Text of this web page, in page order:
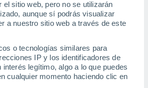
sitio web, pero no se utilizarán
aunque sí podrás visualizar
a nuestro sitio web a través de este
o tecnologías similares para
IP y los identificadores de
legítimo, algo a lo que puedes
cualquier momento haciendo clic en